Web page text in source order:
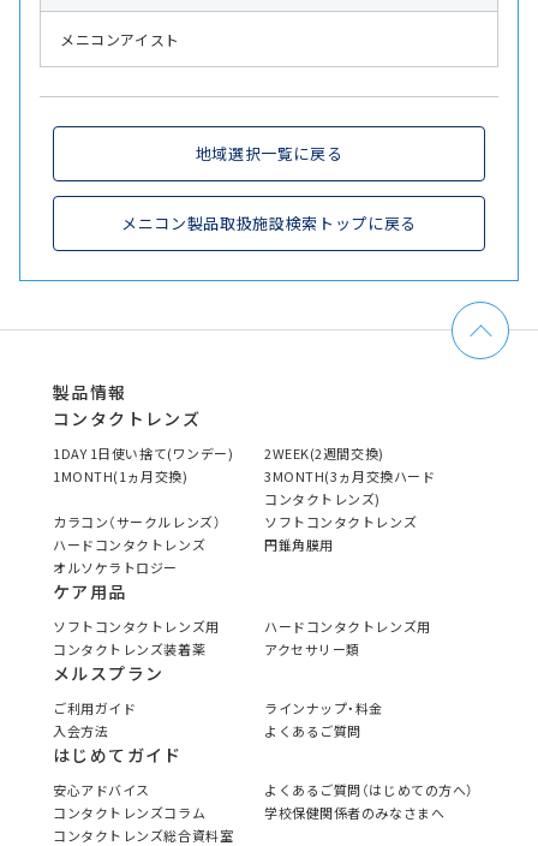
メニコンアイスト
地域選択一覧に戻る
メニコン製品取扱施設検索トップに戻る
製品情報
コンタクトレンズ
1DAY 1日使い捨て(ワンデー)
2WEEK(2週間交換)
1MONTH(1ヵ月交換)
3MONTH(3ヵ月交換ハード
コンタクトレンズ)
カラコン（サークルレンズ）
ソフトコンタクトレンズ
ハードコンタクトレンズ
円錐角膜用
オルソケラトロジー
ケア用品
ソフトコンタクトレンズ用
ハードコンタクトレンズ用
コンタクトレンズ装着薬
アクセサリー類
メルスプラン
ご利用ガイド
ラインナップ・料金
入会方法
よくあるご質問
はじめてガイド
安心アドバイス
よくあるご質問（はじめての方へ）
コンタクトレンズコラム
学校保健関係者のみなさまへ
コンタクトレンズ総合資料室